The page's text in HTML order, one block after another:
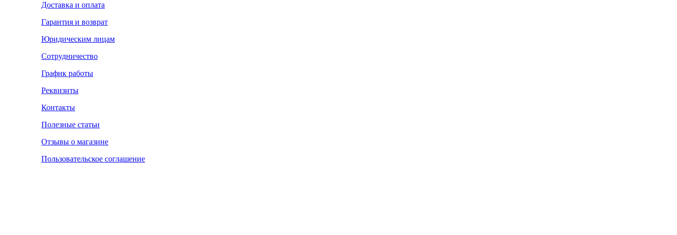
Доставка и оплата
Гарантия и возврат
Юридическим лицам
Сотрудничество
График работы
Реквизиты
Контакты
Полезные статьи
Отзывы о магазине
Пользовательское соглашение